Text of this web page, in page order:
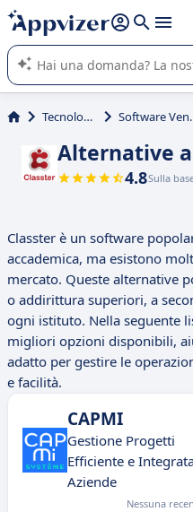
righe con
shift + enter
L'IA di Appvizer vi guida
software SaaS per la vostra
Tecnologia
Alternative
4.8Sulla
Classter è un software
accademica, ma esistono
mercato. Queste alternative
o addirittura superiori, a
ogni istituto. Nella seguente
migliori opzioni disponibili,
adatto per gestire le
e facilità.
CAPMI
Gestione Progetti
Efficiente e
Aziende
Nessuna